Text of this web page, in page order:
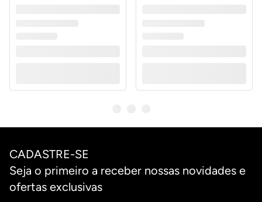
CADASTRE-SE
Seja o primeiro a receber nossas novidades e
ofertas exclusivas